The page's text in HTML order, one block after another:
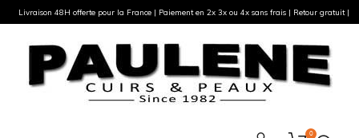
0
Livraison 48H offerte pour la France | Paiement en 2x 3x ou 4x sans frais | Retour gratuit |